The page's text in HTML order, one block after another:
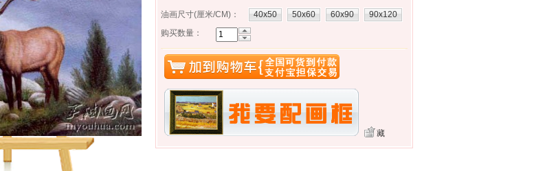
油画尺寸(厘米/CM) ： 40x50 50x60 60x90
90x120
购买数量：
藏